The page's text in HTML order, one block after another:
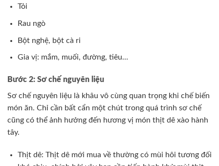
Tỏi
Rau ngò
Bột nghệ, bột cà ri
Gia vị: mắm, muối, đường, tiêu…
Bước 2: Sơ chế nguyên liệu
Sơ chế nguyên liệu là khâu vô cùng quan trọng khi chế biến
món ăn. Chỉ cần bất cẩn một chút trong quá trình sơ chế
cũng có thể ảnh hưởng đến hương vị món thịt dê xào hành
tây.
Thịt dê: Thịt dê mới mua về thường có mùi hôi tương đối